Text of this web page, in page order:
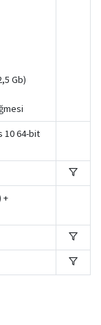
Gb)
10 64-bit
+